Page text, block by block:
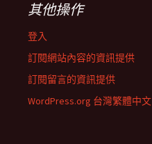
其他操作
登入
訂閱網站內容的資訊提供
訂閱留言的資訊提供
WordPress.org 台灣繁體中文